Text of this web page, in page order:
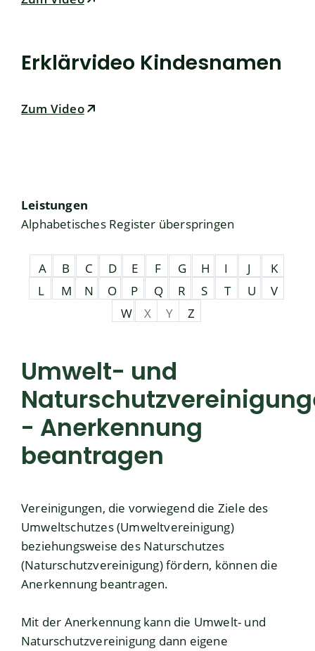
Erklärvideo Kindesnamen
Zum Video
Leistungen
Alphabetisches Register überspringen
A B C D E F G H I J
K
L
M N O P Q R S T U
V
W
X Y Z
Umwelt- und
- Anerkennung
beantragen
Vereinigungen, die vorwiegend die Ziele des
Umweltschutzes (Umweltvereinigung)
beziehungsweise des Naturschutzes
(Naturschutzvereinigung) fördern, können die
Anerkennung beantragen.
Mit der Anerkennung kann die Umwelt- und
Naturschutzvereinigung dann eigene